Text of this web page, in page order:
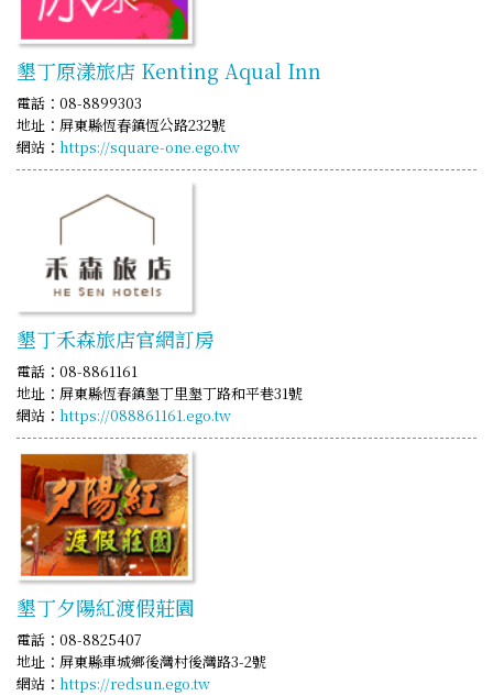
墾丁原漾旅店 Kenting Aqual Inn
電話：08-8899303
地址：屏東縣恆春鎮恆公路232號
網站： https://square-one.ego.tw
墾丁禾森旅店官網訂房
電話：08-8861161
地址：屏東縣恆春鎮墾丁里墾丁路和平巷31號
網站： https://088861161.ego.tw
墾丁夕陽紅渡假莊園
電話：08-8825407
地址：屏東縣車城鄉後灣村後灣路3-2號
網站： https://redsun.ego.tw